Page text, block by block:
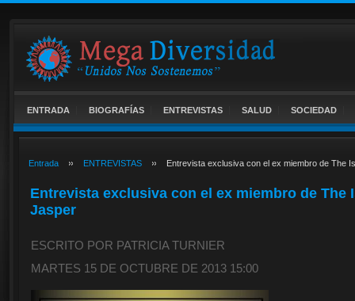
ENTRADA BIOGRAFÍAS ENTREVISTAS SALUD SOCIEDAD
Entrada ENTREVISTAS Entrevista exclusiva con el ex miembro de The
Entrevista exclusiva con el ex miembro de The
Jasper
ESCRITO POR PATRICIA TURNIER
MARTES 15 DE OCTUBRE DE 2013 15:00